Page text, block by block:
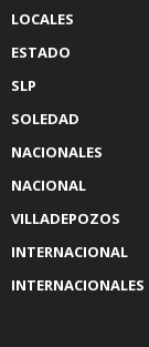
LOCALES
ESTADO
SLP
SOLEDAD
NACIONALES
NACIONAL
VILLADEPOZOS
INTERNACIONAL
INTERNACIONALES